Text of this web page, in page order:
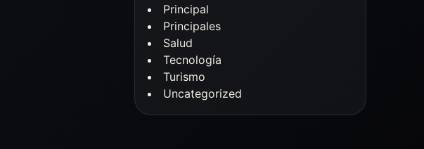
Principal
Principales
Salud
Tecnología
Turismo
Uncategorized